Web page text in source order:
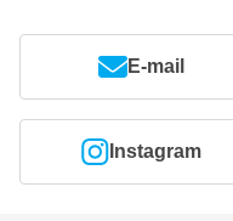
E-mail
Instagram